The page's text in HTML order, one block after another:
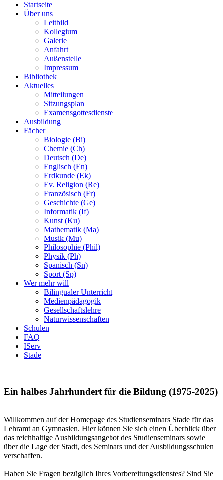
Startseite
Über uns
Leitbild
Kollegium
Galerie
Anfahrt
Außenstelle
Impressum
Bibliothek
Aktuelles
Mitteilungen
Sitzungsplan
Examensgottesdienste
Ausbildung
Fächer
Biologie (Bi)
Chemie (Ch)
Deutsch (De)
Englisch (En)
Erdkunde (Ek)
Ev. Religion (Re)
Französisch (Fr)
Geschichte (Ge)
Informatik (If)
Kunst (Ku)
Mathematik (Ma)
Musik (Mu)
Philosophie (Phil)
Physik (Ph)
Spanisch (Sn)
Sport (Sp)
Wer mehr will
Bilingualer Unterricht
Medienpädagogik
Gesellschaftslehre
Naturwissenschaften
Schulen
FAQ
IServ
Stade
Ein halbes Jahrhundert für die Bildung (1975-2025)
Willkommen auf der Homepage des Studienseminars Stade für das
Lehramt an Gymnasien. Hier können Sie sich einen Überblick über
das reichhaltige Ausbildungsangebot des Studienseminars sowie
über die Lage der Stadt, des Seminars und der Ausbildungsschulen
verschaffen.
Haben Sie Fragen bezüglich Ihres Vorbereitungsdienstes? Sind Sie